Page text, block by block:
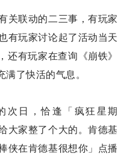
关联动的二三事，有玩家
有玩家讨论起了活动当天
还有玩家在查询《崩铁》
了快活的气息。
次日，恰逢「疯狂星期
大家整了个大的。肯德基
侠在肯德基很想你」点播